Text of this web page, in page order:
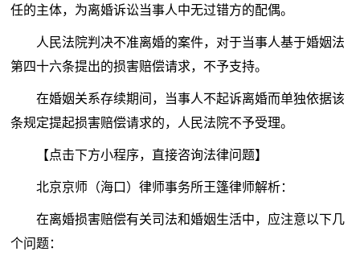
任的主体，为离婚诉讼当事人中无过错方的配偶。
人民法院判决不准离婚的案件，对于当事人基于婚姻法
第四十六条提出的损害赔偿请求，不予支持。
在婚姻关系存续期间，当事人不起诉离婚而单独依据该
条规定提起损害赔偿请求的，人民法院不予受理。
【点击下方小程序，直接咨询法律问题】
北京京师（海口）律师事务所王篷律师解析：
在离婚损害赔偿有关司法和婚姻生活中，应注意以下几
个问题：